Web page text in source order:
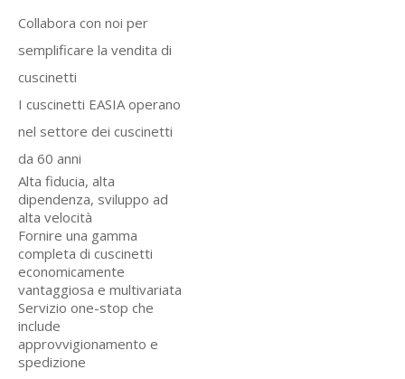
Collabora con noi per
semplificare la vendita di
cuscinetti
I cuscinetti EASIA operano
nel settore dei cuscinetti
da 60 anni
Alta fiducia, alta
dipendenza, sviluppo ad
alta velocità
Fornire una gamma
completa di cuscinetti
economicamente
vantaggiosa e multivariata
Servizio one-stop che
include
approvvigionamento e
spedizione